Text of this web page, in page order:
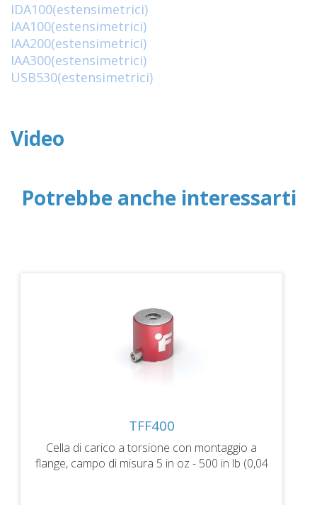
IDA100(estensimetrici)
IAA100(estensimetrici)
IAA200(estensimetrici)
IAA300(estensimetrici)
USB530(estensimetrici)
Video
Potrebbe anche interessarti
TFF400
Cella di carico a torsione con montaggio a
flange, campo di misura 5 in oz - 500 in lb (0,04